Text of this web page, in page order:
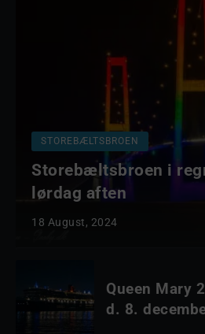
STOREBÆLTSBROEN
Storebæltsbroen i
lørdag aften
18 August, 2024
Queen Mary
d. 8.